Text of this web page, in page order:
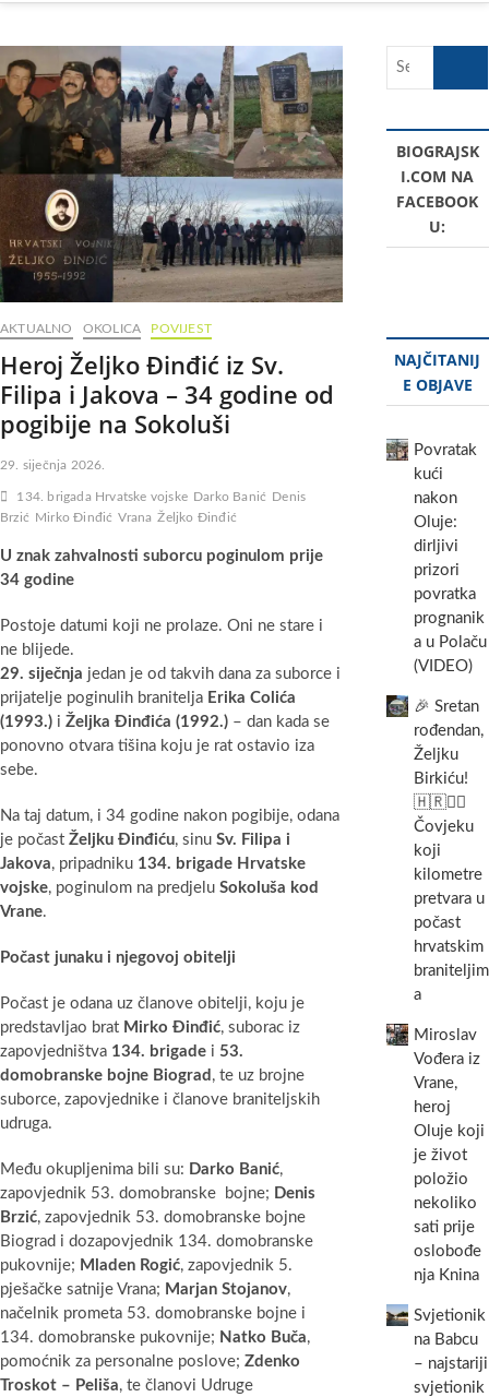
AKTUALNO OKOLICA POVIJEST
Heroj Željko Đinđić iz Sv.
Filipa i Jakova – 34 godine od
pogibije na Sokoluši
29. siječnja 2026.
134. brigada Hrvatske vojske Darko Banić Denis
Brzić Mirko Đinđić Vrana Željko Đinđić
U znak zahvalnosti suborcu poginulom prije
34 godine
Postoje datumi koji ne prolaze. Oni ne stare i
ne blijede.
29. siječnja jedan je od takvih dana za suborce i
prijatelje poginulih branitelja Erika Colića
(1993.) i Željka Đinđića (1992.) – dan kada se
ponovno otvara tišina koju je rat ostavio iza
sebe.
Na taj datum, i 34 godine nakon pogibije, odana
je počast Željku Đinđiću, sinu Sv. Filipa i
Jakova, pripadniku 134. brigade Hrvatske
vojske, poginulom na predjelu Sokoluša kod
Vrane.
Počast junaku i njegovoj obitelji
Počast je odana uz članove obitelji, koju je
predstavljao brat Mirko Đinđić, suborac iz
zapovjedništva 134. brigade i 53.
domobranske bojne Biograd , te uz brojne
suborce, zapovjednike i članove braniteljskih
udruga.
Među okupljenima bili su: Darko Banić,
zapovjednik 53. domobranske bojne; Denis
Brzić, zapovjednik 53. domobranske bojne
Biograd i dozapovjednik 134. domobranske
pukovnije; Mladen Rogić, zapovjednik 5.
pješačke satnije Vrana; Marjan Stojanov,
načelnik prometa 53. domobranske bojne i
134. domobranske pukovnije; Natko Buča,
pomoćnik za personalne poslove; Zdenko
Troskot – Peliša, te članovi Udruge
BIOGRAJSK
I.COM NA
FACEBOOK
U:
NAJČITANIJ
E OBJAVE
Povratak
kući
nakon
Oluje:
dirljivi
prizori
povratka
prognanik
a u Polaču
(VIDEO)
🎉 Sretan
rođendan,
Željku
Birkiću!
🇭🇷🏃‍♂️
Čovjeku
koji
kilometre
pretvara u
počast
hrvatskim
braniteljim
a
Miroslav
Vođera iz
Vrane,
heroj
Oluje koji
je život
položio
nekoliko
sati prije
oslobođe
nja Knina
Svjetionik
na Babcu
– najstariji
svjetionik